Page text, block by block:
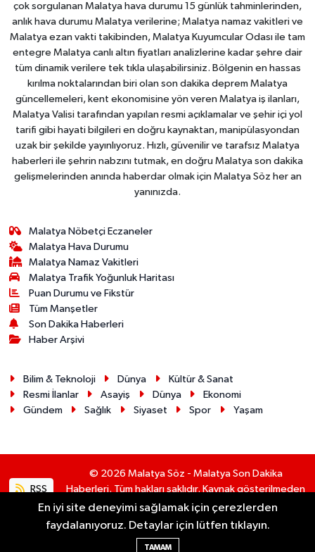
çok sorgulanan Malatya hava durumu 15 günlük tahminlerinden,
anlık hava durumu Malatya verilerine; Malatya namaz vakitleri ve
Malatya ezan vakti takibinden, Malatya Kuyumcular Odası ile tam
entegre Malatya canlı altın fiyatları analizlerine kadar şehre dair
tüm dinamik verilere tek tıkla ulaşabilirsiniz. Bölgenin en hassas
kırılma noktalarından biri olan son dakika deprem Malatya
güncellemeleri, kent ekonomisine yön veren Malatya iş ilanları,
Malatya Valisi tarafından yapılan resmi açıklamalar ve şehir içi yol
tarifi gibi hayati bilgileri en doğru kaynaktan, manipülasyondan
uzak bir şekilde yayınlıyoruz. Hızlı, güvenilir ve tarafsız Malatya
haberleri ile şehrin nabzını tutmak, en doğru Malatya son dakika
gelişmelerinden anında haberdar olmak için Malatya Söz her an
yanınızda.
Malatya Nöbetçi Eczaneler
Malatya Hava Durumu
Malatya Namaz Vakitleri
Malatya Trafik Yoğunluk Haritası
Puan Durumu ve Fikstür
Tüm Manşetler
Son Dakika Haberleri
Haber Arşivi
Bilim & Teknoloji Dünya
Kültür & Sanat
Resmi İlanlar
Asayiş Dünya
Ekonomi
Gündem
Sağlık Siyaset Spor Yaşam
RSS
© 2026 Malatya Söz - Malatya Son Dakika
Haberleri. Tüm hakları saklıdır. Kaynak gösterilmeden
alıntı yapılamaz.
Haber Yazılımı:
En iyi site deneyimi sağlamak için çerezlerden
faydalanıyoruz. Detaylar için lütfen tıklayın.
TAMAM